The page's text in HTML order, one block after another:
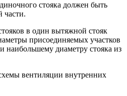
стояка должен быть
части.
в один вытяжной стояк
присоединяемых участков
наибольшему диаметру стояка из
вентиляции внутренних